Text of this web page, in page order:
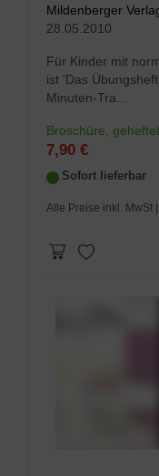
Mildenberger
28.05.2010
Für Kinder mit
ist 'Das
Minuten-Tra...
Broschüre, geheftet
7,90 €
Sofort lieferbar
Alle Preise inkl. MwSt